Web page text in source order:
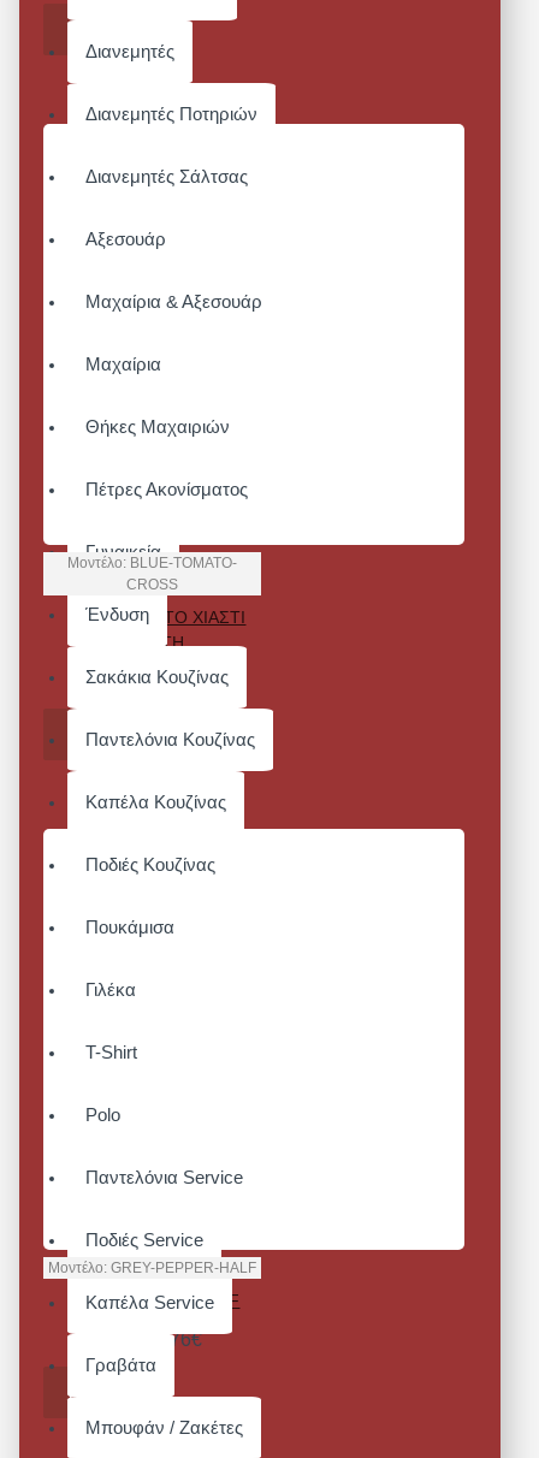
Διανεμητές
Διανεμητές Ποτηριών
Διανεμητές Σάλτσας
Αξεσουάρ
Μαχαίρια & Αξεσουάρ
Μαχαίρια
Θήκες Μαχαιριών
Πέτρες Ακονίσματος
Γυναικεία
Ένδυση
Σακάκια Κουζίνας
Παντελόνια Κουζίνας
Καπέλα Κουζίνας
Ποδιές Κουζίνας
Πουκάμισα
Γιλέκα
T-Shirt
Polo
Παντελόνια Service
Ποδιές Service
Καπέλα Service
Γραβάτα
Μπουφάν / Ζακέτες
ΚΑΛΆΘΙ
Μοντέλο: BLUE-TOMATO-
CROSS
BLUE TOMATO ΧΙΑΣΤΙ
ΠΛΑΤΗ
Από 47,12€
ΚΑΛΆΘΙ
Μοντέλο: GREY-PEPPER-HALF
GREY PEPPER HALF
Από 29,76€
ΚΑΛΆΘΙ